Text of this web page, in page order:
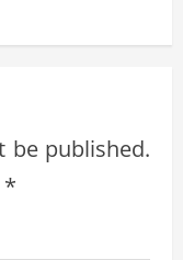
be published.
*